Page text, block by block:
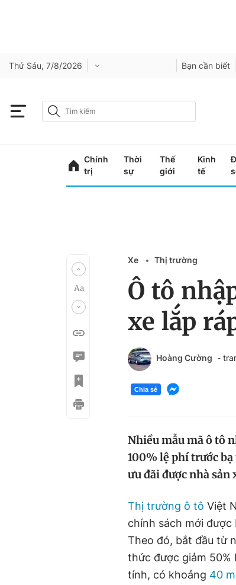
Thứ Sáu, 7/8/2026 Bạn cần biết
Chính
trị
Thời
sự
Thế
giới
Kinh
tế
Xe Thị trường
Ô tô
xe lắp
Hoàng Cường -
Chia sẻ
Nhiều mẫu mã ô tô
100% lệ phí trước
ưu đãi được nhà sản
Thị trường ô tô Việt
chính sách mới được
Theo đó, bắt đầu từ
thức được giảm 50%
tính, có khoảng 40